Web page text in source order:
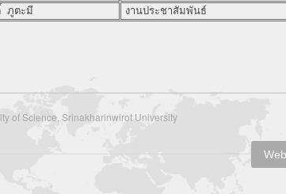
ภูตะมี
งานประชาสัมพันธ์
of Science, Srinakharinwirot University